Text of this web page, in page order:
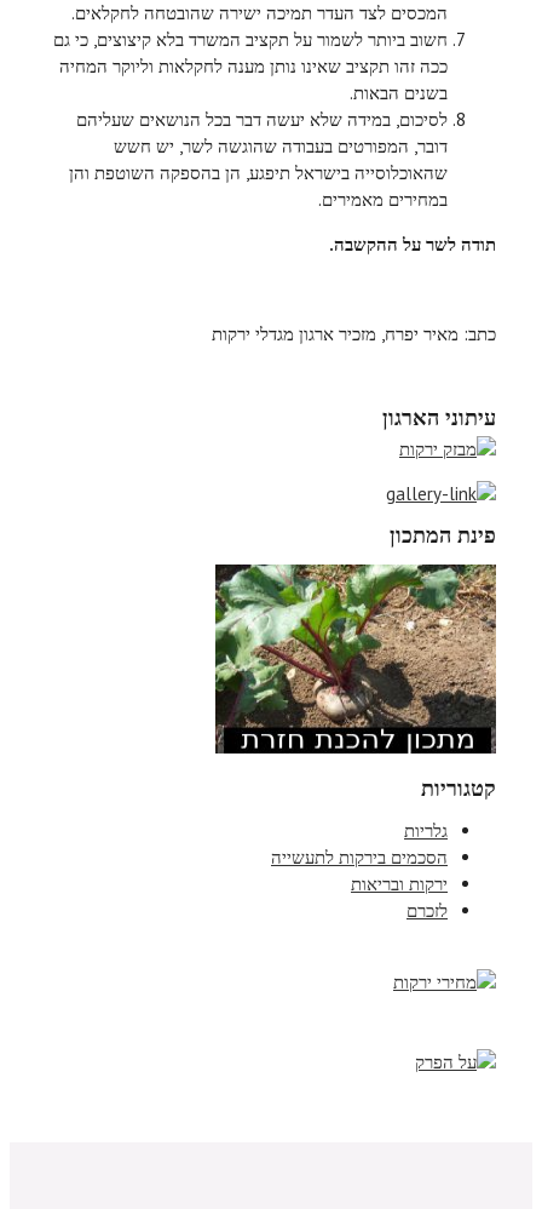
המכסים לצד העדר תמיכה ישירה שהובטחה לחקלאים.
חשוב ביותר לשמור על תקציב המשרד בלא קיצוצים, כי גם
ככה זהו תקציב שאינו נותן מענה לחקלאות וליוקר המחיה
בשנים הבאות.
לסיכום, במידה שלא יעשה דבר בכל הנושאים שעליהם
דובר, המפורטים בעבודה שהוגשה לשר, יש חשש
שהאוכלוסייה בישראל תיפגע, הן בהספקה השוטפת והן
במחירים מאמירים.
תודה לשר על ההקשבה.
כתב: מאיר יפרח, מזכיר ארגון מגדלי ירקות
עיתוני הארגון
פינת המתכון
קטגוריות
גלריות
הסכמים בירקות לתעשייה
ירקות ובריאות
לזכרם